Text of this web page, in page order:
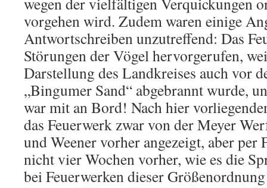
vorgehen wird. Zudem waren einige
Antwortschreiben unzutreffend: Das
Störungen der Vögel hervorgerufen,
Darstellung des Landkreises auch vor
„Bingumer Sand“ abgebrannt wurde,
war mit an Bord! Nach hier
das Feuerwerk zwar von der Meyer
und Weener vorher angezeigt, aber per
nicht vier Wochen vorher, wie es die
bei Feuerwerken dieser